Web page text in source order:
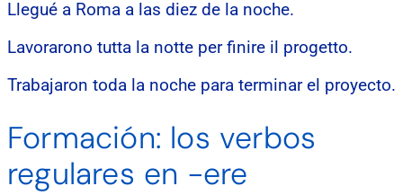
Llegué a Roma a las diez de la noche.
Lavorarono tutta la notte per finire il progetto.
Trabajaron toda la noche para terminar el proyecto.
Formación: los verbos
regulares en -ere